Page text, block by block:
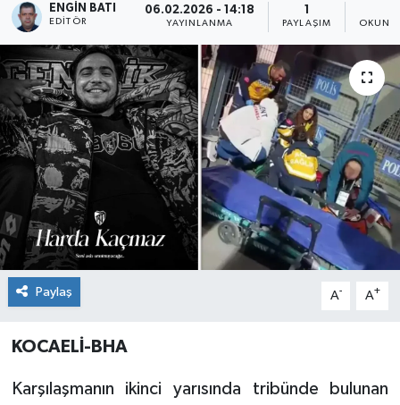
ENGIN BATI
EDITÖR
06.02.2026 - 14:18
YAYINLANMA PAYLAŞIM
Paylaş A- A+
KOCAELİ-BHA
Karşılaşmanın ikinci yarısında tribünde bulunan